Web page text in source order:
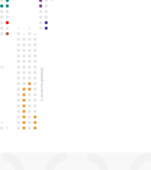
ПРАВЫЙ БАЛКОН А
22
4
5
1
2
3
4